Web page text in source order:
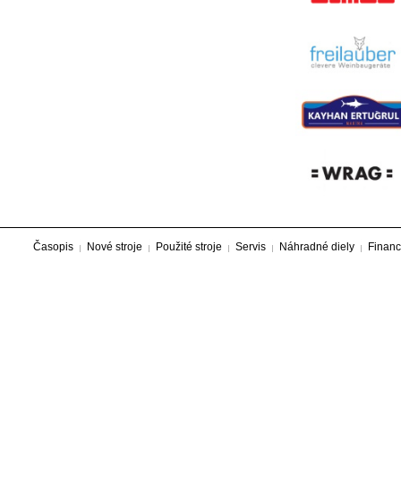
Časopis Nové stroje Použité stroje Servis Náhradné diely